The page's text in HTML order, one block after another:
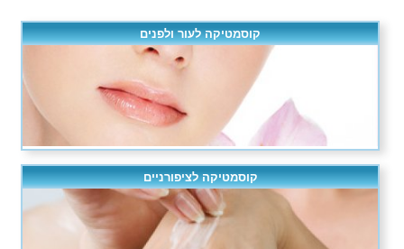
קוסמטיקה לעור ולפנים
קוסמטיקה לציפורניים